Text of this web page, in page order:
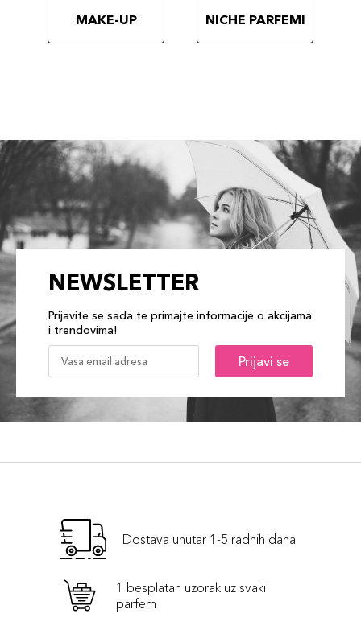
MAKE-UP NICHE PARFEMI
NEWSLETTER
Prijavite se sada te primajte informacije o akcijama
i trendovima!
Prijavi se
Dostava unutar 1-5 radnih dana
1 besplatan uzorak uz svaki
parfem